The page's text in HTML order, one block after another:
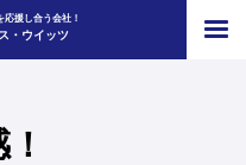
応援し合う会社！
・ウイッツ
応援し合う会社！
・ウイッツ